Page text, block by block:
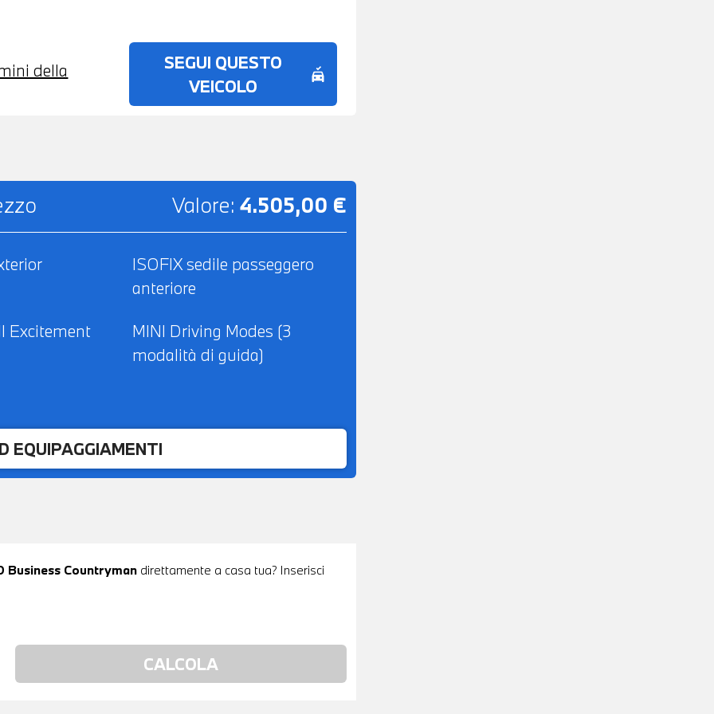
AUTOMATICO BIZONA - VERNICE
- POSSIBILITA' DI PERMUTA -
L'INTERO IMPORTO
della
SEGUI QUESTO
VEICOLO
no_crash
Valore:4.505,00 €
ISOFIX sedile passeggero
anteriore
Excitement
MINI Driving Modes (3
modalità di guida)
EQUIPAGGIAMENTI
Business Countryman direttamente a casa tua? Inserisci